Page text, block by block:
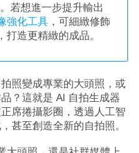
若想進一步提升輸出
強化工具，可細緻修飾
造更精緻的成品。
照變成專業的大頭照，或
？這就是 AI 自拍生成器
席捲攝影圈，透過人工智
甚至創造全新的自拍照。